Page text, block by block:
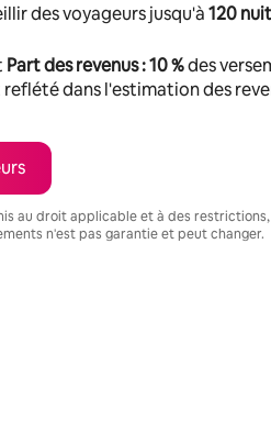
des voyageurs jusqu'à120
Part des revenus : 10 %des
dans l'estimation des
au droit applicable et à des
n'est pas garantie et peut changer.